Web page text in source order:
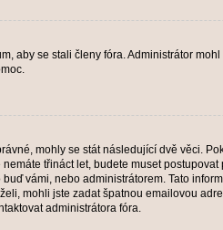
aby se stali členy fóra. Administrátor
mohly se stát následující dvě věci.
třináct let, budete muset
vámi, nebo administrátorem. Tato
mohli jste zadat špatnou emailovou
administrátora fóra.